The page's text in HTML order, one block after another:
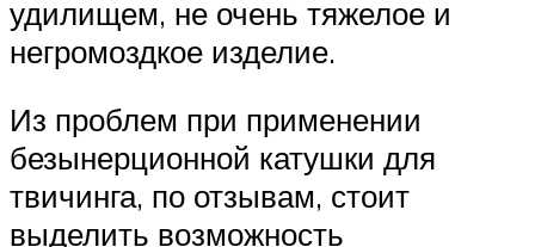
удилищем, не очень тяжелое и
негромоздкое изделие.
Из проблем при применении
безынерционной катушки для
твичинга, по отзывам, стоит
выделить возможность